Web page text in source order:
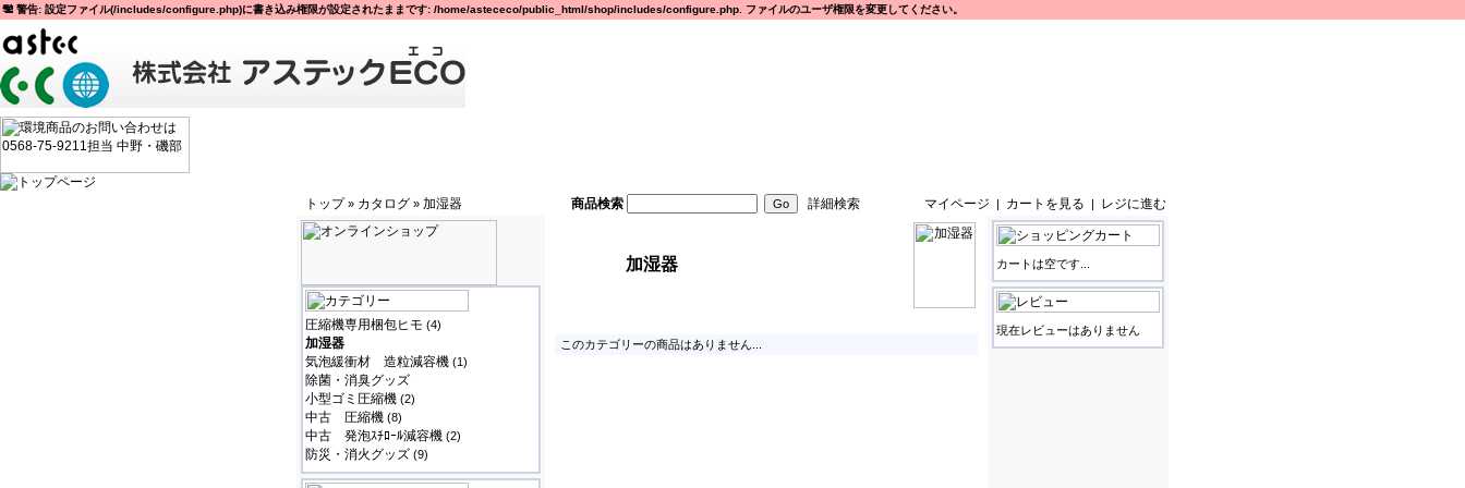
警告: 設定ファイル(/includes/configure.php)に書き込み権限が設定されたままです: /home/astececo/public_html/shop/includes/configure.php. ファイルのユーザ権限を変更してください。
トップ» カタログ » 加湿器 商品検索 詳細検索 マイページ | カートを見る | レジに進む
圧縮機専用梱包ヒモ (4)
加湿器
気泡緩衝材 造粒減容機 (1)
除菌・消臭グッズ
小型ゴミ圧縮機 (2)
中古 圧縮機 (8)
中古 発泡ｽﾁﾛｰﾙ減容機 (2)
防災・消火グッズ (9)
加湿器
このカテゴリーの商品はありません...
カートは空です...
現在レビューはありません